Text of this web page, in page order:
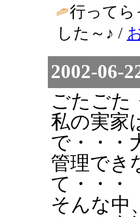
行って
した～♪ /
2002-
ごたごた
私の実家
で・・・
管理でき
て・・・
そんな中